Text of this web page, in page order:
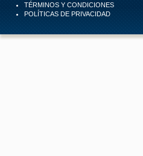
TÉRMINOS Y CONDICIONES
POLÍTICAS DE PRIVACIDAD